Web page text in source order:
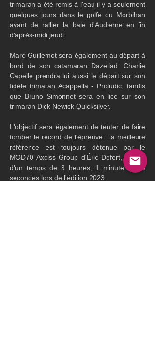
trimaran a été remis à l'eau il y a seulement
quelques jours dans le golfe du Morbihan
avant de rallier la baie d'Audierne en fin
d'après-midi jeudi.
Marc Guillemot sera également au départ à
bord de son catamaran Dazeilad. Charlie
Capelle prendra lui aussi le départ sur son
fidèle trimaran Acappella - Proludic, tandis
que Bruno Simonnet sera en lice sur son
trimaran Dick Newick Quicksilver.
L'objectif sera également de tenter de faire
tomber le record de l'épreuve. La meilleure
référence est toujours détenue par le
MOD70 Axciss Group d'Éric Defert, auteur
d'un temps de 3 heures, 1 minute et 30
secondes lors de l'édition 2023.